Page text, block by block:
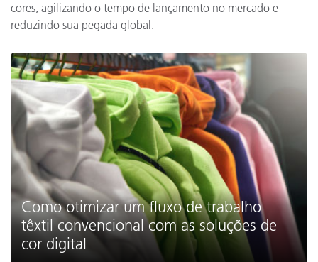
cores, agilizando o tempo de lançamento no mercado e
reduzindo sua pegada global.
Como otimizar um fluxo de trabalho
têxtil convencional com as soluções de
cor digital